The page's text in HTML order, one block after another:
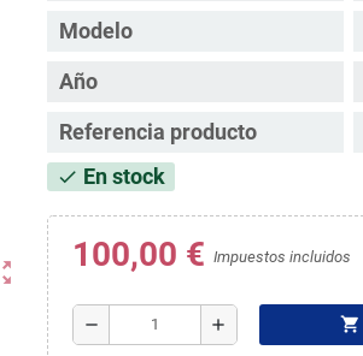
Modelo
Año
Referencia producto
check En stock
100,00 € Impuestos incluidos
remove add shopping_cart